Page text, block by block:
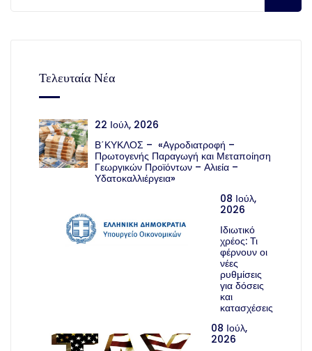
Τελευταία Νέα
22 Ιούλ, 2026
Β΄ΚΥΚΛΟΣ – «Αγροδιατροφή –
Πρωτογενής Παραγωγή και Μεταποίηση
Γεωργικών Προϊόντων – Αλιεία –
Υδατοκαλλιέργεια»
08 Ιούλ,
2026
Ιδιωτικό
χρέος: Τι
φέρνουν οι
νέες
ρυθμίσεις
για δόσεις
και
κατασχέσεις
08 Ιούλ,
2026